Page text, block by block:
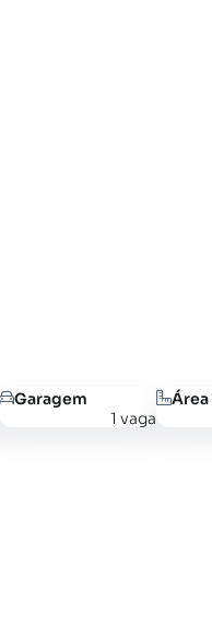
Garagem
1 vaga